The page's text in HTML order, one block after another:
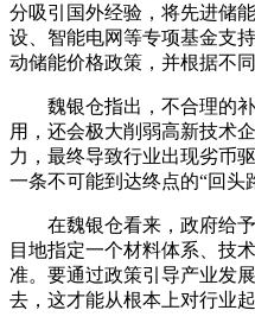
分吸引国外经验，将先进储
设、智能电网等专项基金支
动储能价格政策，并根据不
魏银仓指出，不合理的
用，还会极大削弱高新技术
力，最终导致行业出现劣币
一条不可能到达终点的“回头
在魏银仓看来，政府给
目地指定一个材料体系、技
准。要通过政策引导产业发
去，这才能从根本上对行业